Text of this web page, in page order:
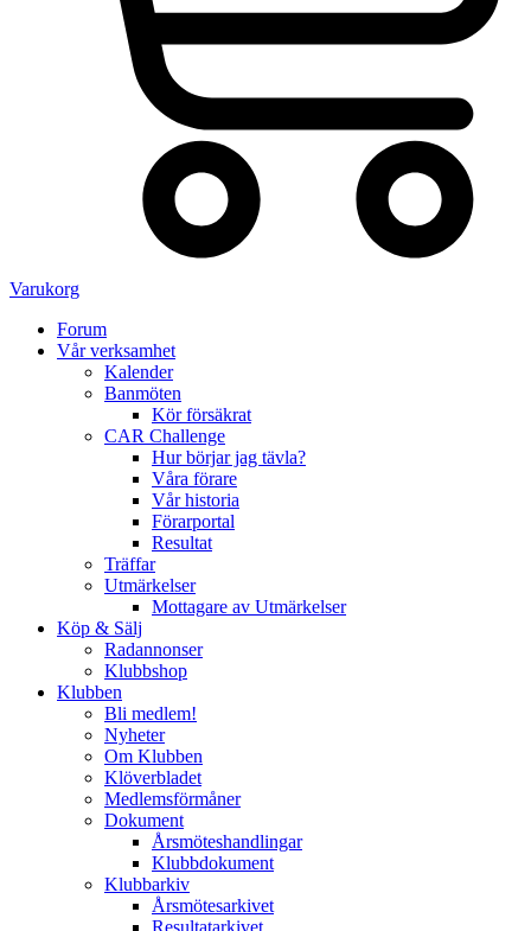
Varukorg
Forum
Vår verksamhet
Kalender
Banmöten
Kör försäkrat
CAR Challenge
Hur börjar jag tävla?
Våra förare
Vår historia
Förarportal
Resultat
Träffar
Utmärkelser
Mottagare av Utmärkelser
Köp & Sälj
Radannonser
Klubbshop
Klubben
Bli medlem!
Nyheter
Om Klubben
Klöverbladet
Medlemsförmåner
Dokument
Årsmöteshandlingar
Klubbdokument
Klubbarkiv
Årsmötesarkivet
Resultatarkivet